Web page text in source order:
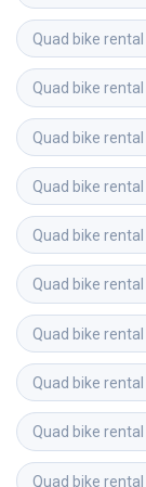
Quad bike rental
Quad bike rental
Quad bike rental
Quad bike rental
Quad bike rental
Quad bike rental
Quad bike rental
Quad bike rental
Quad bike rental
Quad bike rental